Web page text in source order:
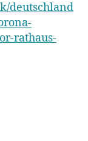
deutschland
rathaus-